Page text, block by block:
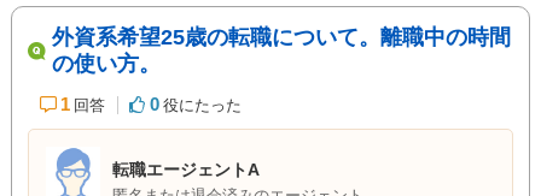
外資系希望25歳の転職について。離職中の時間
の使い方。
1 回答 0 役にたった
転職エージェントA